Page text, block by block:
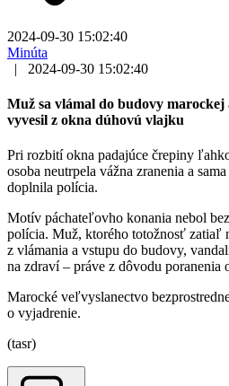
2024-09-30 15:02:40
Minúta
|
2024-09-30 15:02:40
Muž sa vlámal do budovy marockej
vyvesil z okna dúhovú vlajku
Pri rozbití okna padajúce črepiny
osoba neutrpela vážna zranenia a
doplnila polícia.
Motív páchateľovho konania nebol
polícia. Muž, ktorého totožnosť zatiaľ
z vlámania a vstupu do budovy,
na zdraví – práve z dôvodu poranenia
Marocké veľvyslanectvo
o vyjadrenie.
(tasr)